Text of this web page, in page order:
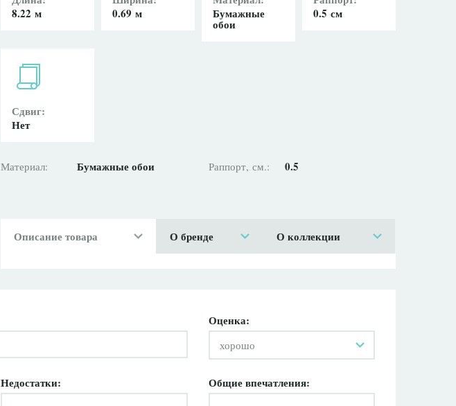
8.22 м
0.69 м
Бумажные
обои
0.5 см
Сдвиг:
Нет
Материал: Бумажные обои Раппорт, см.: 0.5
Описание товара О бренде О коллекции
Оценка:
хорошо
Недостатки: Общие впечатления: